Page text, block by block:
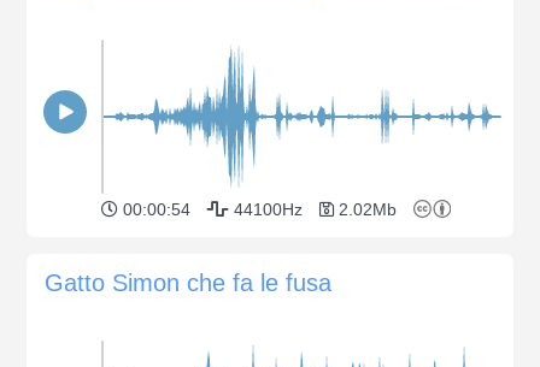
00:00:54 44100Hz 2.02Mb
Gatto Simon che fa le fusa